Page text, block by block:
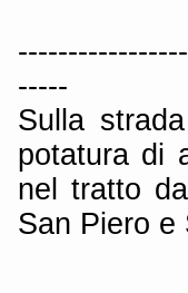
-----
Sulla
potatura di
nel tratto
San Piero e